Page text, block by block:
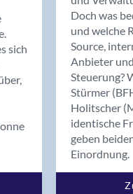
sich
Doch was
und welche
Source,
Anbieter
Steuerung?
Stürmer
Holitscher
identische
geben
Einordnung.